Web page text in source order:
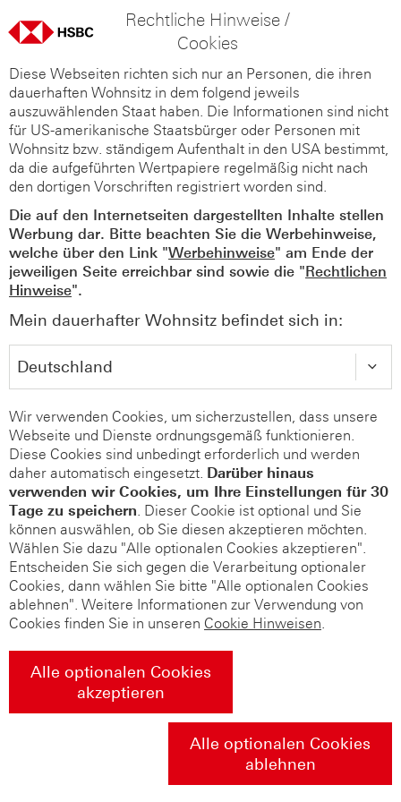
Rechtliche Hinweise /
Cookies
Diese Webseiten richten sich nur an Personen, die ihren
dauerhaften Wohnsitz in dem folgend jeweils
auszuwählenden Staat haben. Die Informationen sind nicht
für US-amerikanische Staatsbürger oder Personen mit
Wohnsitz bzw. ständigem Aufenthalt in den USA bestimmt,
da die aufgeführten Wertpapiere regelmäßig nicht nach
den dortigen Vorschriften registriert worden sind.
Die auf den Internetseiten dargestellten Inhalte stellen
Werbung dar. Bitte beachten Sie die Werbehinweise,
welche über den Link "Werbehinweise" am Ende der
jeweiligen Seite erreichbar sind sowie die "Rechtlichen
Hinweise".
Mein dauerhafter Wohnsitz befindet sich in:
Wir verwenden Cookies, um sicherzustellen, dass unsere
Webseite und Dienste ordnungsgemäß funktionieren.
Diese Cookies sind unbedingt erforderlich und werden
daher automatisch eingesetzt. Darüber hinaus
verwenden wir Cookies, um Ihre Einstellungen für 30
Tage zu speichern. Dieser Cookie ist optional und Sie
können auswählen, ob Sie diesen akzeptieren möchten.
Wählen Sie dazu "Alle optionalen Cookies akzeptieren".
Entscheiden Sie sich gegen die Verarbeitung optionaler
Cookies, dann wählen Sie bitte "Alle optionalen Cookies
ablehnen". Weitere Informationen zur Verwendung von
Cookies finden Sie in unseren Cookie Hinweisen.
Alle optionalen Cookies
akzeptieren
Alle optionalen Cookies
ablehnen